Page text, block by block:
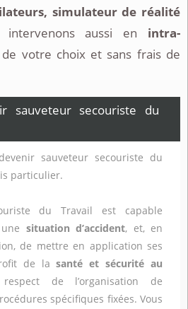
simulateur de réalité
aussi en intra-
votre choix et sans frais de
sauveteur secouriste du
sauveteur secouriste du
particulier.
du Travail est capable
situation d’accident, et, en
de mettre en application ses
de lasanté et sécurité au
de l’organisation de
spécifiques fixées. Vous